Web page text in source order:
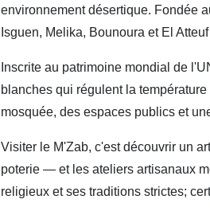
environnement désertique. Fondée
Isguen, Melika, Bounoura et El
Inscrite au patrimoine mondial de
blanches qui régulent la
mosquée, des espaces publics et
Visiter le M'Zab, c'est découvrir un
poterie — et les ateliers artisanaux
religieux et ses traditions strictes;